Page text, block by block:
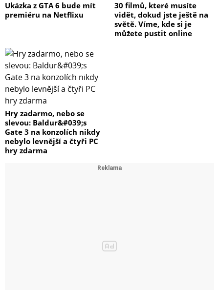
Ukázka z GTA 6 bude mít
premiéru na Netflixu
30 filmů, které musíte
vidět, dokud jste ještě na
světě. Víme, kde si je
můžete pustit online
Hry zadarmo, nebo se
slevou: Baldur&#039;s
Gate 3 na konzolích nikdy
nebylo levnější a čtyři PC
hry zdarma